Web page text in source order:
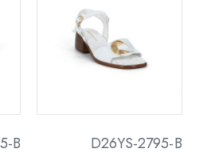
D26YS-2795-B
B